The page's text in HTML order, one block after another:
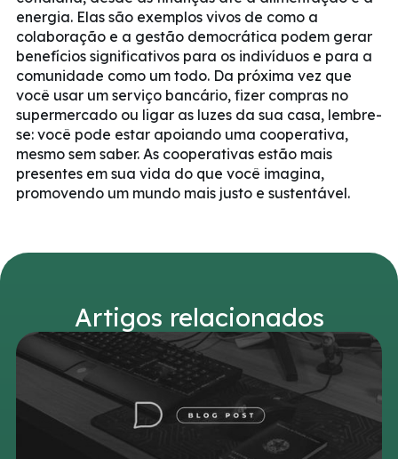
energia. Elas são exemplos vivos de como a
colaboração e a gestão democrática podem gerar
benefícios significativos para os indivíduos e para a
comunidade como um todo. Da próxima vez que
você usar um serviço bancário, fizer compras no
supermercado ou ligar as luzes da sua casa, lembre-
se: você pode estar apoiando uma cooperativa,
mesmo sem saber. As cooperativas estão mais
presentes em sua vida do que você imagina,
promovendo um mundo mais justo e sustentável.
Artigos relacionados